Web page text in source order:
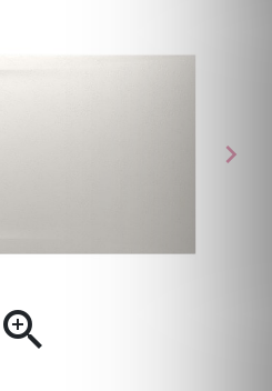

chevron_right